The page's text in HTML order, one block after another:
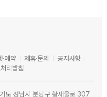
·예약 제휴·문의
공지사항
리방침
도 성남시 분당구 황새울로 307